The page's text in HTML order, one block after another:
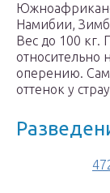
Намибии,
Вес до 100 кг.
относительно
оперению.
оттенок у